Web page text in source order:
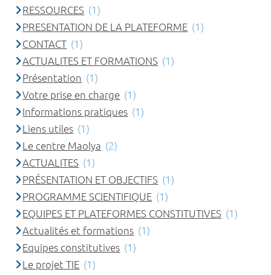
RESSOURCES (1)
PRESENTATION DE LA PLATEFORME (1)
CONTACT (1)
ACTUALITES ET FORMATIONS (1)
Présentation (1)
Votre prise en charge (1)
Informations pratiques (1)
Liens utiles (1)
Le centre Maolya (2)
ACTUALITES (1)
PRÉSENTATION ET OBJECTIFS (1)
PROGRAMME SCIENTIFIQUE (1)
EQUIPES ET PLATEFORMES CONSTITUTIVES (1)
Actualités et formations (1)
Equipes constitutives (1)
Le projet TIE (1)